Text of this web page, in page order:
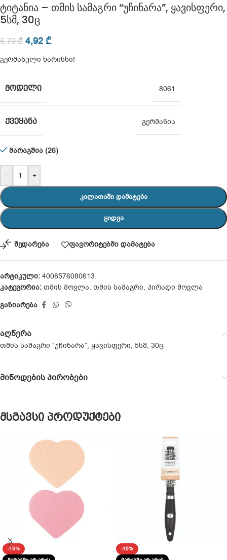
ტიტანია – თმის სამაგრი “უჩინარა”, ყავისფერი,
5სმ, 30ც
5,79₾ 4,92 ₾
გერმანული ხარისხი!
ᲛᲝᲓᲔᲚᲘ 8061
ᲥᲕᲔᲧᲐᲜᲐ გერმანია
მარაგშია (26)
- +
ᲙᲐᲚᲐᲗᲐᲨᲘ ᲓᲐᲛᲐᲢᲔᲑᲐ
ᲧᲘᲓᲕᲐ
შედარება ფავორიტებში დამატება
არტიკული: 4008576080613
კატეგორია: თმის მოვლა, თმის სამაგრი, პირადი მოვლა
გაზიარება
აღწერა
თმის სამაგრი “უჩინარა”, ყავისფერი, 5სმ, 30ც
მიწოდების პირობები
მსგავსი პროდუქტები
-15%
-15%